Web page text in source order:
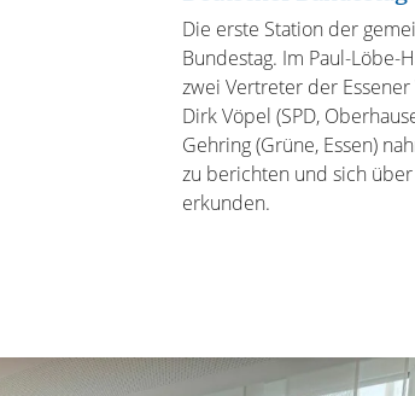
Die erste Station der
Bundestag. Im Paul-
zwei Vertreter der
Dirk Vöpel (SPD,
Gehring (Grüne, Essen)
zu berichten und sich
erkunden.